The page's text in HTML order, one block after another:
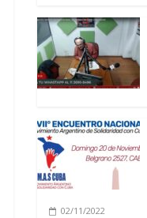
02/11/2022